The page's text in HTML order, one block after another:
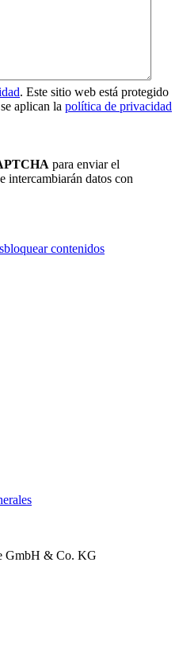
. Este sitio web está protegido
aplican la política de privacidad
para enviar el
intercambiarán datos con
contenidos
GmbH & Co. KG